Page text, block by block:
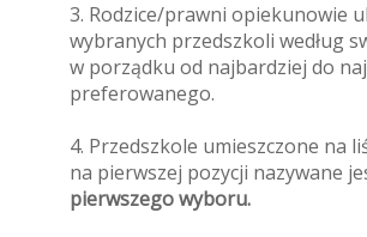
3. Rodzice/prawni opiekunowie
wybranych przedszkoli według
w porządku od najbardziej do
preferowanego.
4. Przedszkole umieszczone na
na pierwszej pozycji nazywane
pierwszego wyboru.